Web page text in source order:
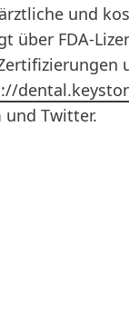
und
über FDA-
Twitter.